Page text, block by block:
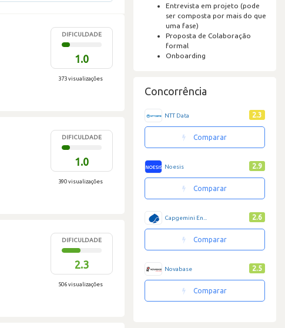
DIFICULDADE
1.0
373 visualizações
DIFICULDADE
1.0
390 visualizações
DIFICULDADE
2.3
506 visualizações
Entrevista em projeto (pode
ser composta por mais do que
uma fase)
Proposta de Colaboração
formal
Onboarding
Concorrência
NTT Data 2.3
Comparar
Noesis 2.9
Comparar
Capgemini En... 2.6
Comparar
Novabase 2.5
Comparar